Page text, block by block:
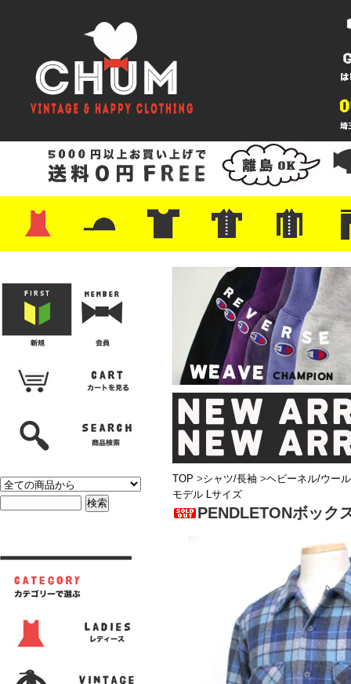
・レザーシューズ/スニーカー
・プリントTシャツ
・バンド/ツアー
・キャラクター
・Nike/adidas/スポーツ
・チャンピオン
・サーフ/スケート
・ボーダー/総柄/無地
・フットボール/リンガー
・タンクトップ/NBA・ポロシャツ
・半袖シャツ
・アロハ/サーフ/ボーリング
・ラルフ/ブランド
・無地/チェック/ストラ
・ワーク/ミリタリー/ウ
・ネル/ウール ・ショ
・アウ
・ジー
・
・ミリ
・コー
・コッ
・オー
・ジャ
ン
TOP >シャツ/長袖 >ヘビーネル/ウール
モデル Lサイズ
PENDLETONボック